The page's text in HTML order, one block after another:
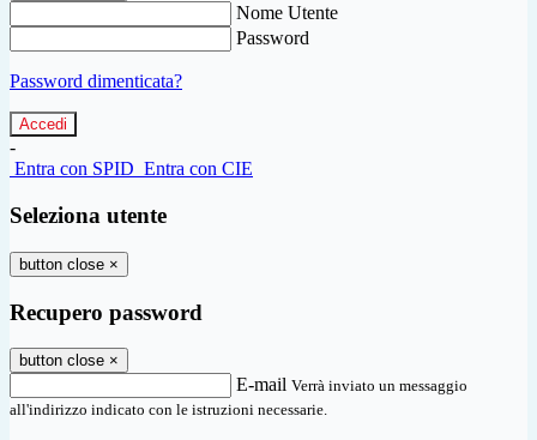
Nome Utente
Password
Password dimenticata?
-
Entra con SPID Entra con CIE
Seleziona utente
button close ×
Recupero password
button close ×
E-mail Verrà inviato un messaggio
all'indirizzo indicato con le istruzioni necessarie.